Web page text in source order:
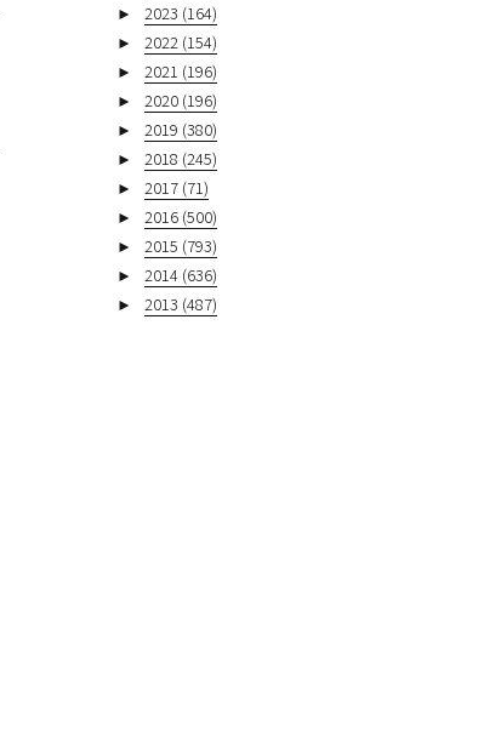
►
2023 (164)
►
2022 (154)
►
2021 (196)
►
2020 (196)
►
2019 (380)
►
2018 (245)
►
2017 (71)
►
2016 (500)
►
2015 (793)
►
2014 (636)
►
2013 (487)